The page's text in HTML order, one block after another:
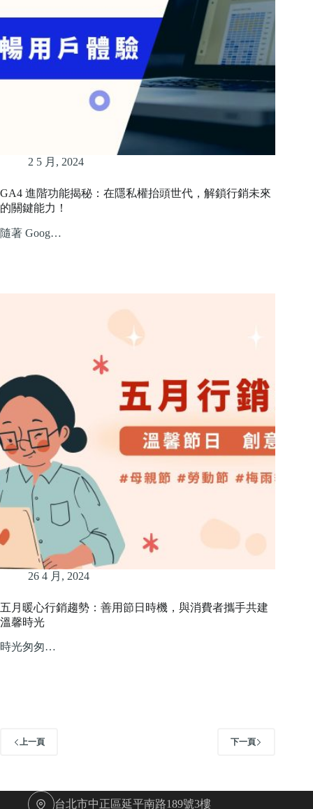
2 5 月, 2024
GA4 進階功能揭秘：在隱私權抬頭世代，解鎖行銷未來
的關鍵能力！
隨著 Goog…
26 4 月, 2024
五月暖心行銷趨勢：善用節日時機，與消費者攜手共建
溫馨時光
時光匆匆…
上一頁 下一頁
台北市中正區延平南路189號3樓